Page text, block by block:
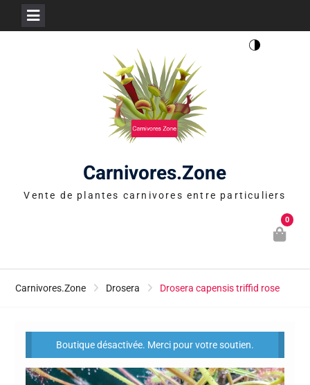
Carnivores.Zone
Vente de plantes carnivores entre particuliers
0
Carnivores.Zone Drosera Drosera capensis triffid rose
Boutique désactivée. Merci pour votre soutien.